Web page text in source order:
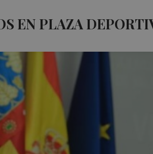
EN PLAZA